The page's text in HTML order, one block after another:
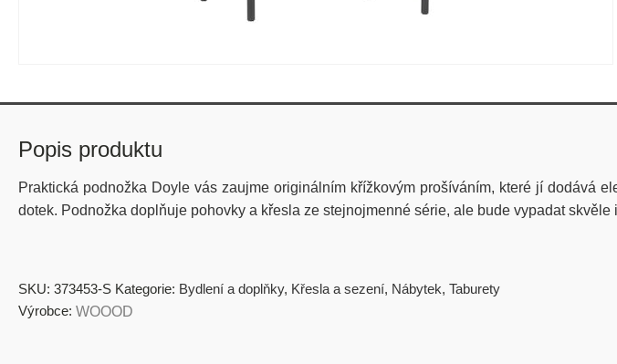
Popis produktu
Praktická podnožka Doyle vás zaujme originálním křížkovým prošíváním, které jí dodává
dotek. Podnožka doplňuje pohovky a křesla ze stejnojmenné série, ale bude vypadat skvěle
SKU: 373453-S Kategorie: Bydlení a doplňky, Křesla a sezení, Nábytek, Taburety
Výrobce: WOOOD